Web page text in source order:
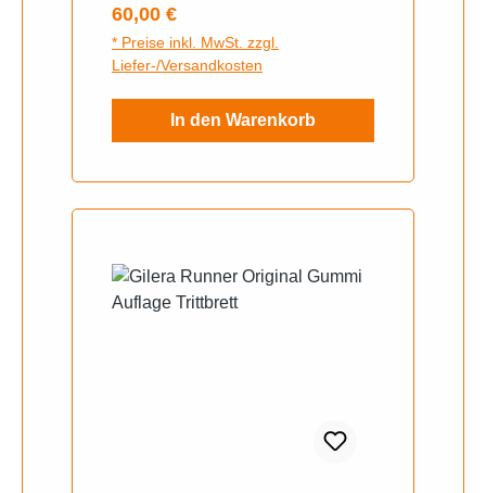
Regulärer Preis:
60,00 €
* Preise inkl. MwSt. zzgl.
Liefer-/Versandkosten
In den Warenkorb